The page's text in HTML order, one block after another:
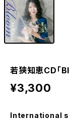
若狭知恵CD「
¥3,300
International